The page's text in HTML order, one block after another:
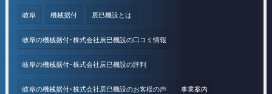
岐阜 機械据付 辰巳機設とは
岐阜の機械据付･株式会社辰巳機設の口コミ情報
岐阜の機械据付･株式会社辰巳機設の評判
岐阜の機械据付･株式会社辰巳機設のお客様の声 事業案内